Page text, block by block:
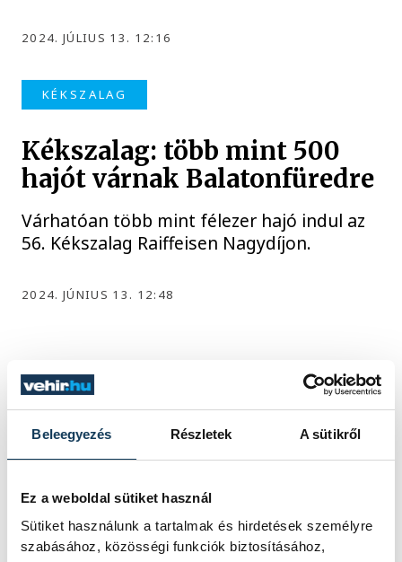
Beleegyezés Részletek A sütikről
Ez a weboldal sütiket használ
Sütiket használunk a tartalmak és hirdetések személyre
szabásához, közösségi funkciók biztosításához,
2024. JÚLIUS 13. 12:16
KÉKSZALAG
Kékszalag: több mint 500
hajót várnak Balatonfüredre
Várhatóan több mint félezer hajó indul az
56. Kékszalag Raiffeisen Nagydíjon.
2024. JÚNIUS 13. 12:48